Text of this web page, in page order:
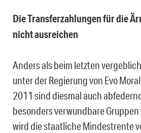
Die Transferzahlungen für die
nicht ausreichen
Anders als beim letzten
unter der Regierung von Evo
2011 sind diesmal auch
besonders verwundbare Gruppen
wird die staatliche Mindestrente